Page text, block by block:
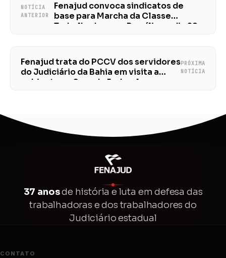
NOTÍCIA
ANTERIOR
Fenajud convoca sindicatos de
base para Marcha da Classe
Trabalhadora em Brasília no dia 29
Fenajud trata do PCCV dos servidores
do Judiciário da Bahia em visita a
gabinete no Senado Federal
PRÓXIMA
NOTÍCIA
37 anosde história e luta em defesa das
trabalhadoras e dos trabalhadores do
Judiciário estadual
CONTATO